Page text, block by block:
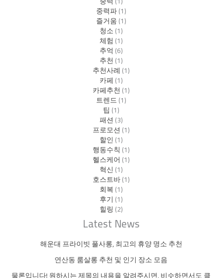
중력파(1)
즐거움(1)
청소(1)
체험 (1)
추억 (6)
추천(1)
추천사례 (1)
카페 (1)
카페추천(1)
트렌드(1)
팁 (1)
패션(3)
프로모션(1)
할인(1)
행동수칙 (1)
헬스케어 (1)
혁신(1)
호스트바(1)
회복(1)
후기 (1)
힐링 (2)
Latest News
해운대 프라이빗 풀사롱, 최고의 휴양 명소 추천
연산동 룸살롱 추천 및 인기 장소 모음